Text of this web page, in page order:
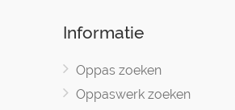
Informatie
Oppas zoeken
Oppaswerk zoeken